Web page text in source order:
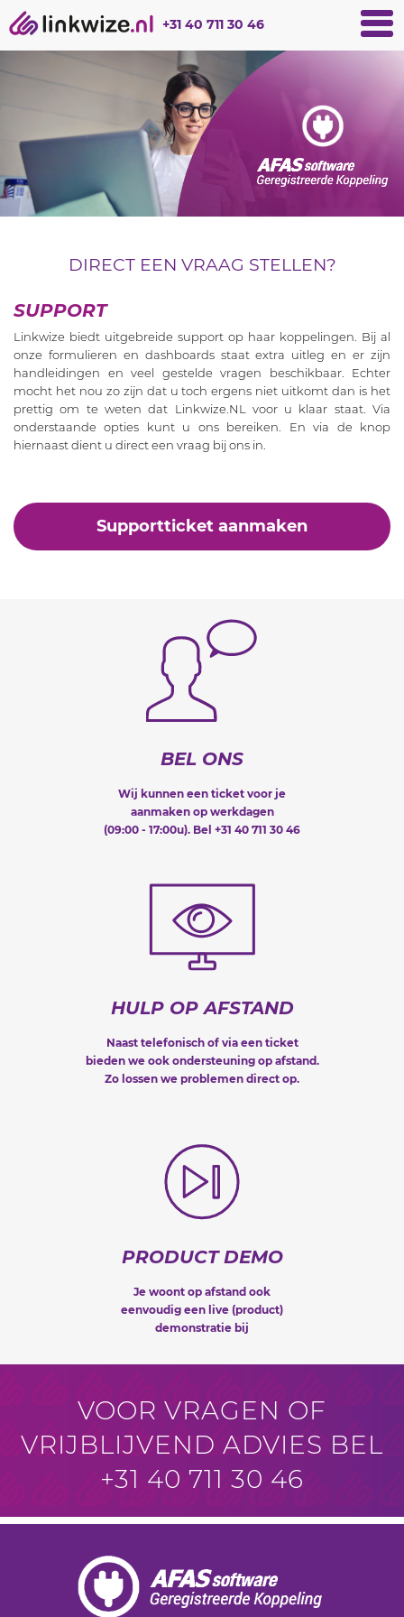
+31 40 711 30 46
DIRECT EEN VRAAG STELLEN?
SUPPORT
Linkwize biedt uitgebreide support op haar koppelingen. Bij al
onze formulieren en dashboards staat extra uitleg en er zijn
handleidingen en veel gestelde vragen beschikbaar. Echter
mocht het nou zo zijn dat u toch ergens niet uitkomt dan is het
prettig om te weten dat Linkwize.NL voor u klaar staat. Via
onderstaande opties kunt u ons bereiken. En via de knop
hiernaast dient u direct een vraag bij ons in.
Supportticket aanmaken
BEL ONS
Wij kunnen een ticket voor je
aanmaken op werkdagen
(09:00 - 17:00u). Bel +31 40 711 30 46
HULP OP AFSTAND
Naast telefonisch of via een ticket
bieden we ook ondersteuning op afstand.
Zo lossen we problemen direct op.
PRODUCT DEMO
Je woont op afstand ook
eenvoudig een live (product)
demonstratie bij
VOOR VRAGEN OF
VRIJBLIJVEND ADVIES BEL
+31 40 711 30 46